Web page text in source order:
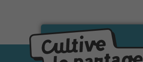
Voir toutes les